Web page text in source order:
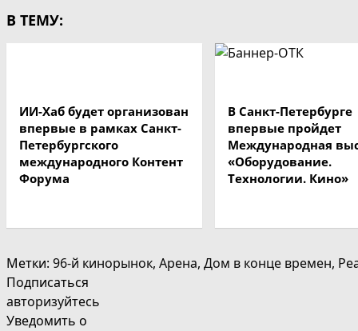
В ТЕМУ:
ИИ-Хаб будет организован
впервые в рамках Санкт-
Петербургского
международного Контент
Форума
В Санкт-Петербурге
впервые пройдет
Международная
«Оборудование.
Технологии. Кино»
Метки: 96-й кинорынок, Арена, Дом в конце времен,
Подписаться
авторизуйтесь
Уведомить о